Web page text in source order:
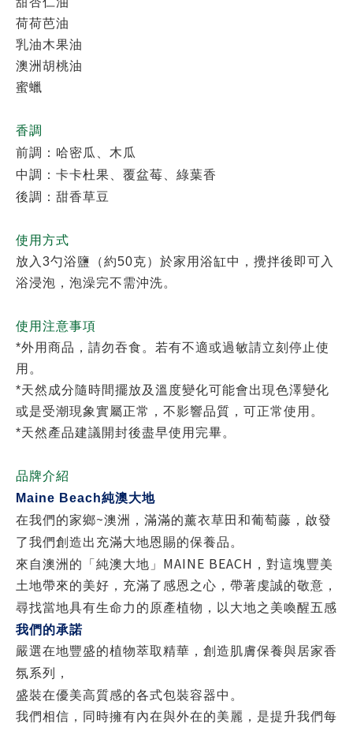
荷荷芭油
乳油木果油
澳洲胡桃油
蜜蠟
香調
前調：哈密瓜、木瓜
中調：卡卡杜果、覆盆莓、綠葉香
後調：甜香草豆
使用方式
放入3勺浴鹽（約50克）於家用浴缸中，攪拌後即可入
浴浸泡，泡澡完不需沖洗。
使用注意事項
*外用商品，請勿吞食。若有不適或過敏請立刻停止使
用。
*天然成分隨時間擺放及溫度變化可能會出現色澤變化
或是受潮現象實屬正常，不影響品質，可正常使用。
*天然產品建議開封後盡早使用完畢。
品牌介紹
Maine Beach純澳大地
在我們的家鄉~澳洲，滿滿的薰衣草田和葡萄藤，啟發
了我們創造出充滿大地恩賜的保養品。
來自澳洲的「純澳大地」 MAINE BEACH ，對這塊豐美
土地帶來的美好，充滿了感恩之心，帶著虔誠的敬意，
尋找當地具有生命力的原產植物，以大地之美喚醒五感
我們的承諾
嚴選在地豐盛的植物萃取精華，創造肌膚保養與居家香
氛系列，
盛裝在優美高質感的各式包裝容器中。
我們相信，同時擁有內在與外在的美麗，是提升我們每